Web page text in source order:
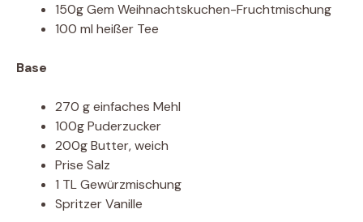
150g Gem Weihnachtskuchen-Fruchtmischung
100 ml heißer Tee
Base
270 g einfaches Mehl
100g Puderzucker
200g Butter, weich
Prise Salz
1 TL Gewürzmischung
Spritzer Vanille